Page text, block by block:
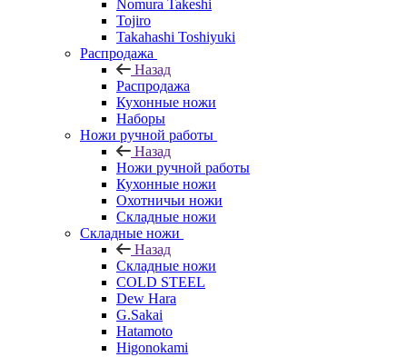
Nomura Takeshi
Tojiro
Takahashi Toshiyuki
Распродажа
Назад
Распродажа
Кухонные ножи
Наборы
Ножи ручной работы
Назад
Ножи ручной работы
Кухонные ножи
Охотничьи ножи
Складные ножи
Складные ножи
Назад
Складные ножи
COLD STEEL
Dew Hara
G.Sakai
Hatamoto
Higonokami